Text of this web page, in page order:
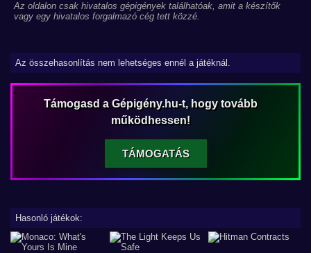
Az oldalon csak hivatalos gépigények találhatóak, amit a készítők
vagy egy hivatalos forgalmazó cég tett közzé.
Az összehasonlítás nem lehetséges ennél a játéknál.
Támogasd a Gépigény.hu-t, hogy tovább
működhessen!
TÁMOGATÁS
Hasonló játékok: